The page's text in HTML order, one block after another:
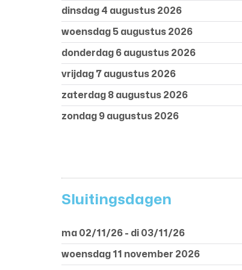
dinsdag 4 augustus 2026
woensdag 5 augustus 2026
donderdag 6 augustus 2026
vrijdag 7 augustus 2026
zaterdag 8 augustus 2026
zondag 9 augustus 2026
Sluitingsdagen
ma 02/11/26 - di 03/11/26
woensdag 11 november 2026